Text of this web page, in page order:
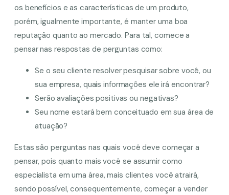
os benefícios e as características de um produto,
porém, igualmente importante, é manter uma boa
reputação quanto ao mercado. Para tal, comece a
pensar nas respostas de perguntas como:
Se o seu cliente resolver pesquisar sobre você, ou
sua empresa, quais informações ele irá encontrar?
Serão avaliações positivas ou negativas?
Seu nome estará bem conceituado em sua área de
atuação?
Estas são perguntas nas quais você deve começar a
pensar, pois quanto mais você se assumir como
especialista em uma área, mais clientes você atrairá,
sendo possível, consequentemente, começar a vender